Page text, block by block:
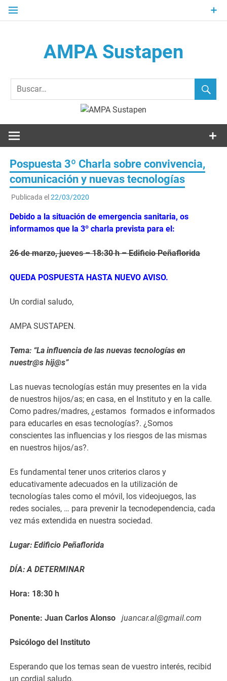
Saltar
AMPA Sustapen
Elkartea Asociación de Padres-Madres de Alumnos del I.E.S.
Pospuesta 3º Charla sobre convivencia,
comunicación y nuevas tecnologías
Publicada el 22/03/2020
Debido a la situación de emergencia sanitaria, os
informamosque la 3º charla prevista para el:
26 de marzo, jueves – 18:30 h – Edificio Peñaflorida
QUEDA POSPUESTA HASTA NUEVO AVISO.
Un cordial saludo,
AMPA SUSTAPEN.
Tema: “La influencia de las nuevas tecnologías en
nuestr@s hij@s”
Las nuevas tecnologías están muy presentes en la vida
de nuestros hijos/as; en casa, en el Instituto y en la calle.
Como padres/madres, ¿estamos formados e informados
para educarles en esas tecnologías?. ¿Somos
conscientes las influencias y los riesgos de las mismas
en nuestros hijos/as?.
Es fundamental tener unos criterios claros y
educativamente adecuados en la utilización de
tecnologías tales como el móvil, los videojuegos, las
redes sociales, … para prevenir la tecnodependencia, cada
vez más extendida en nuestra sociedad.
Lugar: Edificio Peñaflorida
DÍA: A DETERMINAR
Hora: 18:30 h
Ponente: Juan Carlos Alonsojuancar.al@gmail.com
Psicólogo del Instituto
Esperando que los temas sean de vuestro interés, recibid
un cordial saludo,